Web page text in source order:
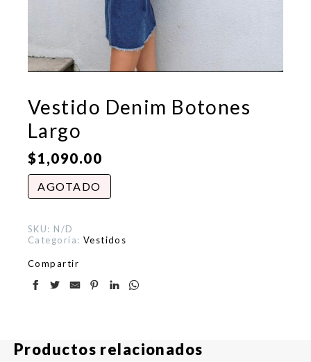
Vestido Denim Botones
Largo
$1,090.00
AGOTADO
SKU: N/D
Categoría: Vestidos
Compartir
Productos relacionados